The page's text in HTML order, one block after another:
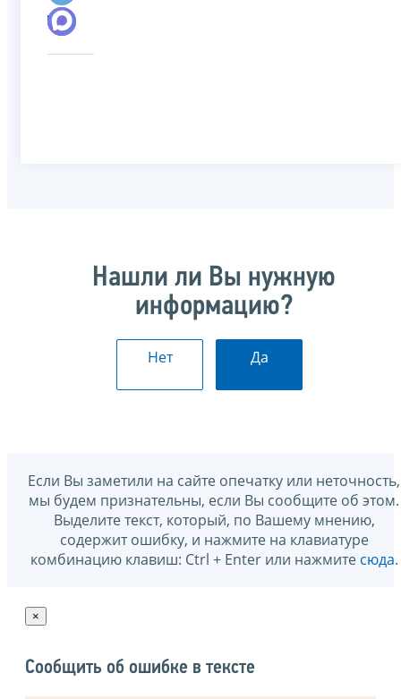
Нашли ли Вы нужную
информацию?
Нет Да
Если Вы заметили на сайте опечатку или неточность,
мы будем признательны, если Вы сообщите об этом.
Выделите текст, который, по Вашему мнению,
содержит ошибку, и нажмите на клавиатуре
комбинацию клавиш: Ctrl + Enter или нажмите сюда.
×
Сообщить об ошибке в тексте